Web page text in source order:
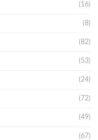
(16)
(8)
(82)
(53)
(24)
(72)
(49)
(67)